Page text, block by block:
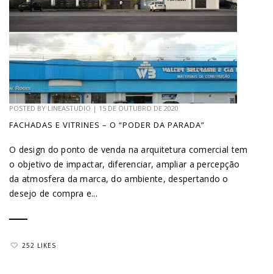
POSTED BY LINEASTUDIO | 15 DE OUTUBRO DE 2020
FACHADAS E VITRINES – O “PODER DA PARADA”
O design do ponto de venda na arquitetura comercial tem
o objetivo de impactar, diferenciar, ampliar a percepção
da atmosfera da marca, do ambiente, despertando o
desejo de compra e...
252 LIKES